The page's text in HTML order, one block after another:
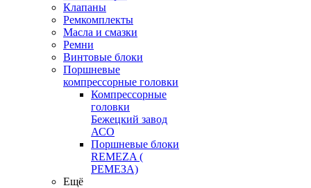
Клапаны
Ремкомплекты
Масла и смазки
Ремни
Винтовые блоки
Поршневые
компрессорные головки
Компрессорные
головки
Бежецкий завод
АСО
Поршневые блоки
REMEZA (
РЕМЕЗА)
Ещё